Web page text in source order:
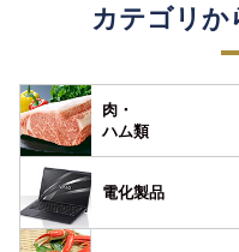
カテゴリか
肉・
ハム類
電化製品